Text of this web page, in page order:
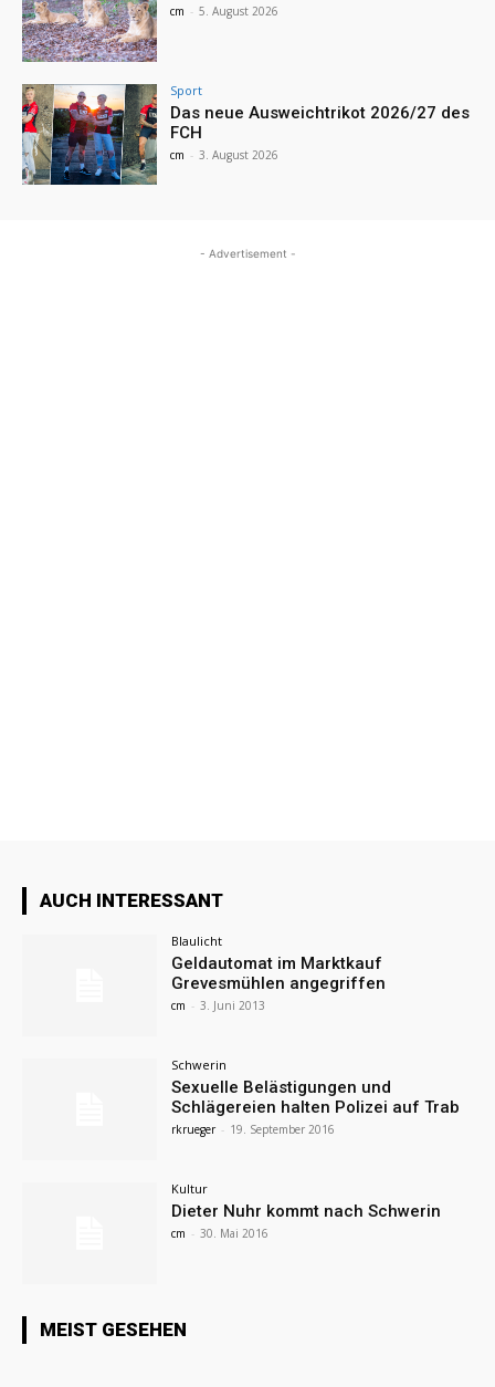
cm - 5. August 2026
Sport
Das neue Ausweichtrikot 2026/27 des
FCH
cm - 3. August 2026
- Advertisement -
AUCH INTERESSANT
Blaulicht
Geldautomat im Marktkauf
Grevesmühlen angegriffen
cm - 3. Juni 2013
Schwerin
Sexuelle Belästigungen und
Schlägereien halten Polizei auf Trab
rkrueger - 19. September 2016
Kultur
Dieter Nuhr kommt nach Schwerin
cm - 30. Mai 2016
MEIST GESEHEN